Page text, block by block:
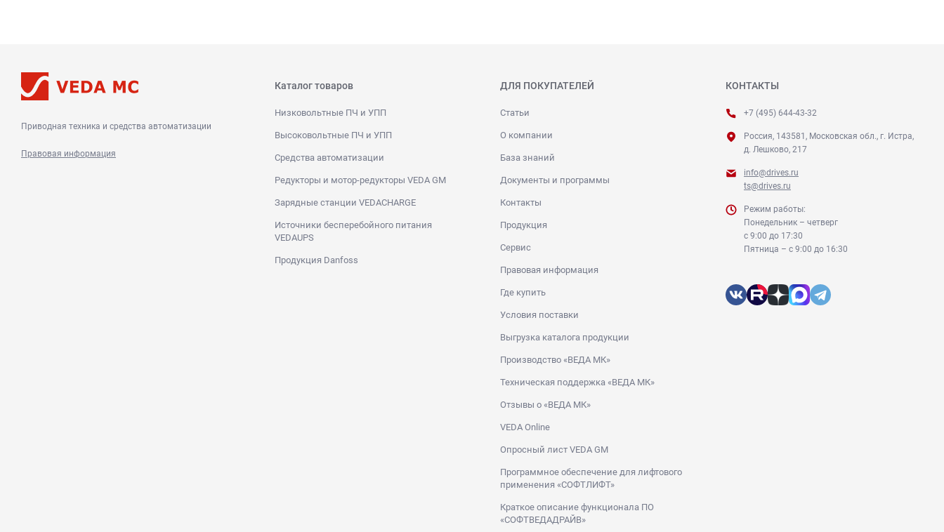
Приводная техника и средства автоматизации
Правовая информация
Каталог товаров
Низковольтные ПЧ и УПП
Высоковольтные ПЧ и УПП
Средства автоматизации
Редукторы и мотор-редукторы VEDA GM
Зарядные станции VEDACHARGE
Источники бесперебойного питания
VEDAUPS
Продукция Danfoss
ДЛЯ ПОКУПАТЕЛЕЙ
Статьи
О компании
База знаний
Документы и программы
Контакты
Продукция
Сервис
Правовая информация
Где купить
Условия поставки
Выгрузка каталога продукции
Производство «ВЕДА МК»
Техническая поддержка «ВЕДА МК»
Отзывы о «ВЕДА МК»
VEDA Online
Опросный лист VEDA GM
Программное обеспечение для лифтового
применения «СОФТЛИФТ»
Краткое описание функционала ПО
«СОФТВЕДАДРАЙВ»
КОНТАКТЫ
+7 (495) 644-43-32
Россия, 143581, Московская обл., г. Истра,
д. Лешково, 217
info@drives.ru
ts@drives.ru
Режим работы:
Понедельник – четверг
с 9:00 до 17:30
Пятница – с 9:00 до 16:30